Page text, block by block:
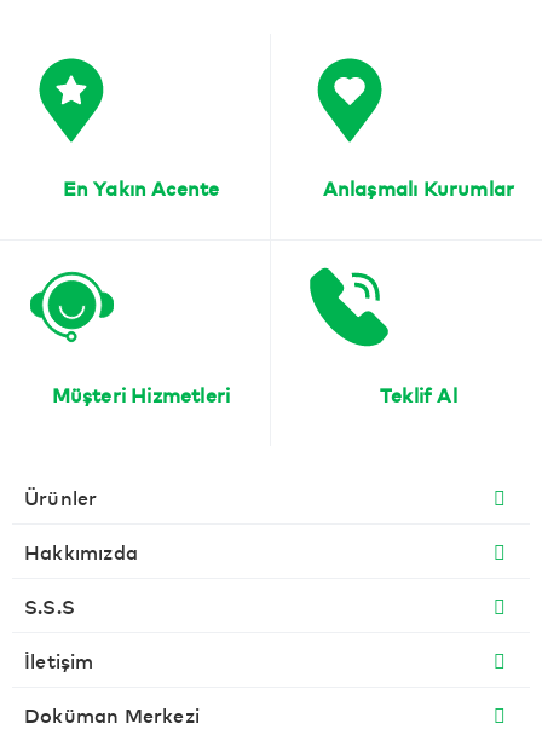
En Yakın Acente Anlaşmalı Kurumlar
Müşteri Hizmetleri Teklif Al
Ürünler
Hakkımızda
S.S.S
İletişim
Doküman Merkezi